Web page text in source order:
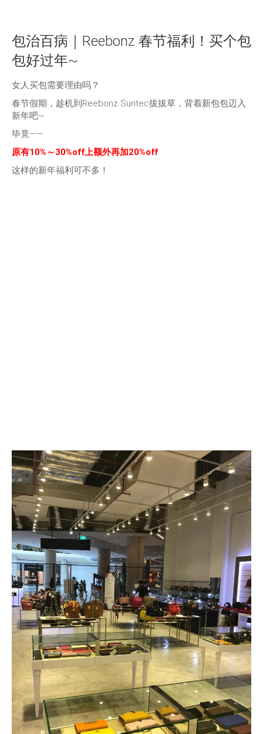
包治百病｜Reebonz 春节福利！买个包
包好过年~
女人买包需要理由吗？
春节假期，趁机到Reebonz Suntec拔拔草，背着新包包迈入
新年吧~
毕竟——
原有10%～30%off上额外再加20%off
这样的新年福利可不多！